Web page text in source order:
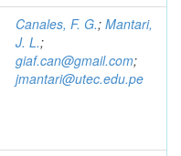
Canales, F. G.; Mantari,
J. L.;
giaf.can@gmail.com;
jmantari@utec.edu.pe